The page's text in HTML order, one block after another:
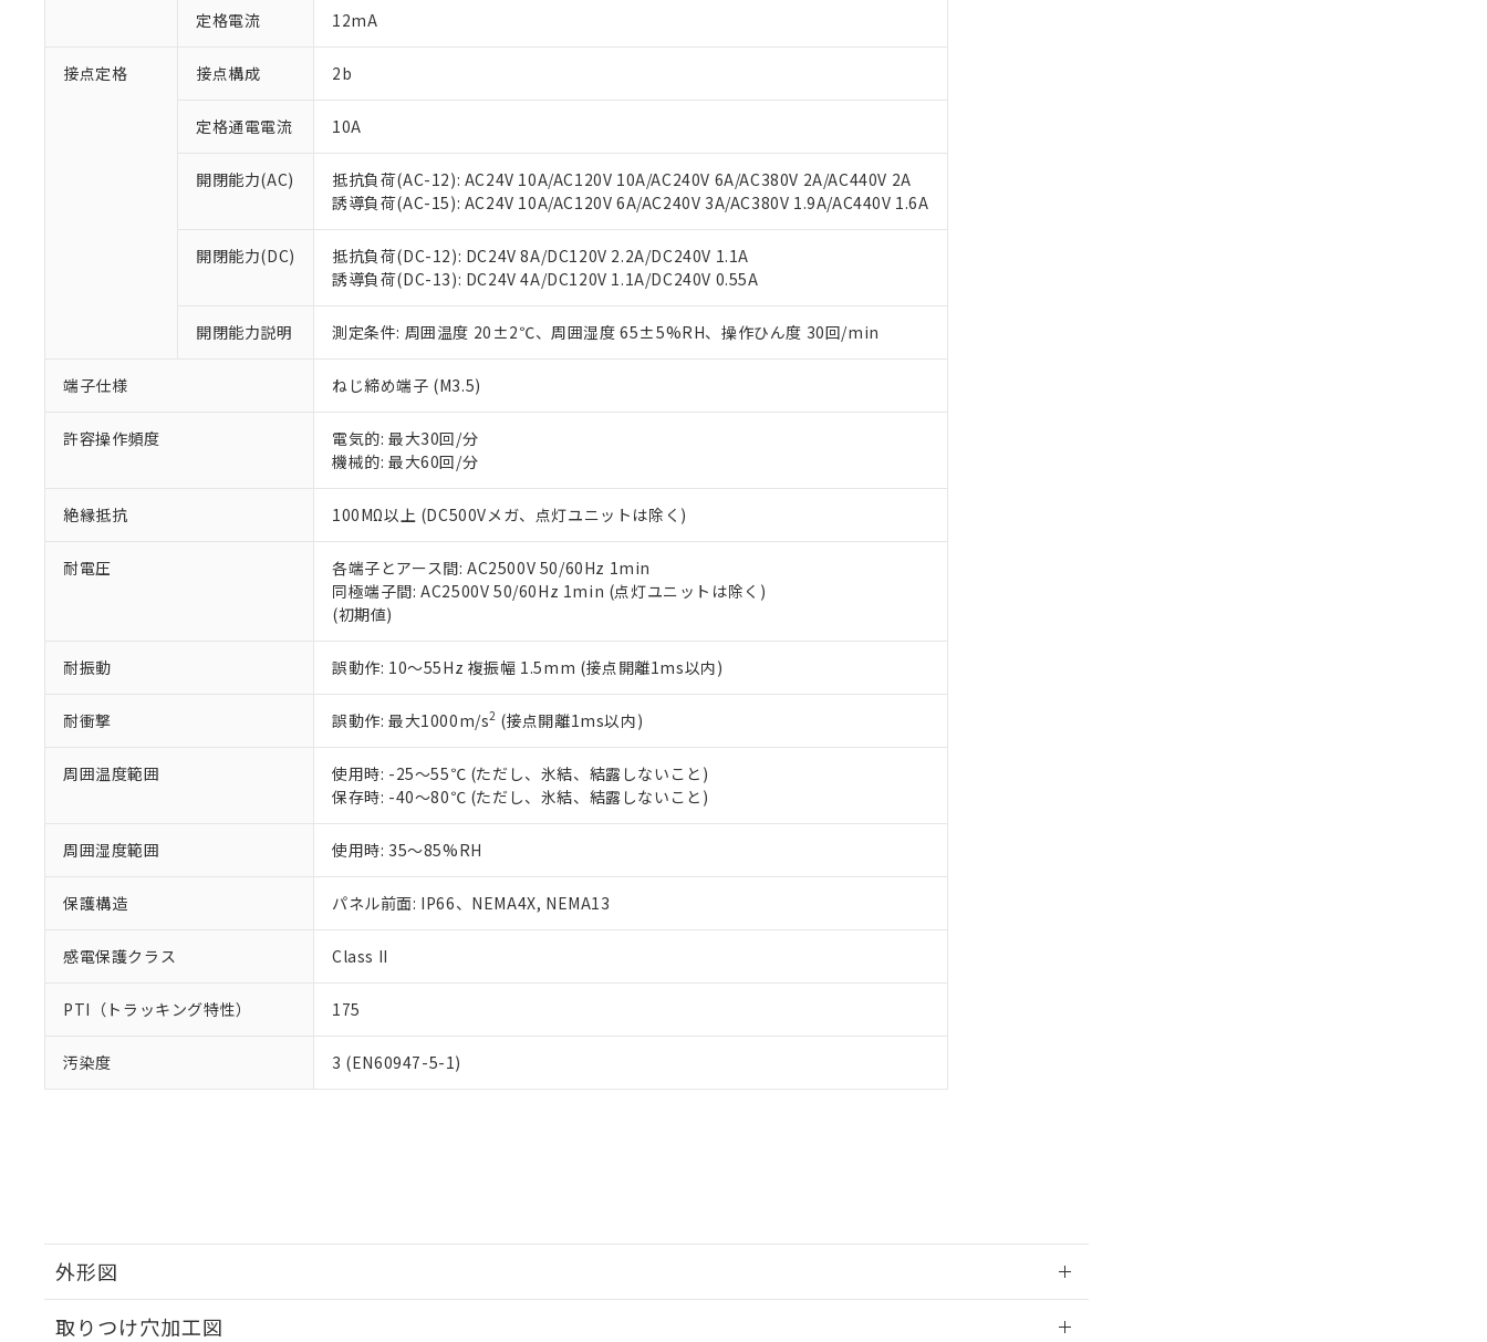
定格電流 12mA
接点定格 接点構成 2b
定格通電電流 10A
開閉能力(AC)
抵抗負荷(AC-12): AC24V 10A/AC120V 10A/AC240V 6A/AC380V 2A/AC440V 2A
誘導負荷(AC-15): AC24V 10A/AC120V 6A/AC240V 3A/AC380V 1.9A/AC440V 1.6A
開閉能力(DC)
抵抗負荷(DC-12): DC24V 8A/DC120V 2.2A/DC240V 1.1A
誘導負荷(DC-13): DC24V 4A/DC120V 1.1A/DC240V 0.55A
開閉能力説明 測定条件: 周囲温度 20±2℃、周囲湿度 65±5%RH、操作ひん度 30回/min
端子仕様 ねじ締め端子 (M3.5)
許容操作頻度
電気的: 最大30回/分
機械的: 最大60回/分
絶縁抵抗 100MΩ以上 (DC500Vメガ、点灯ユニットは除く)
耐電圧
各端子とアース間: AC2500V 50/60Hz 1min
同極端子間: AC2500V 50/60Hz 1min (点灯ユニットは除く)
(初期値)
耐振動 誤動作: 10～55Hz 複振幅 1.5mm (接点開離1ms以内)
耐衝撃 誤動作: 最大1000m/s2 (接点開離1ms以内)
周囲温度範囲
使用時: -25～55℃ (ただし、氷結、結露しないこと)
保存時: -40～80℃ (ただし、氷結、結露しないこと)
周囲湿度範囲 使用時: 35～85%RH
保護構造 パネル前面: IP66、NEMA4X, NEMA13
感電保護クラス Class II
PTI（トラッキング特性） 175
汚染度 3 (EN60947-5-1)
外形図
取りつけ穴加工図
い。
正式な納期状況および標準価格はお客様のお取引先、またはお客様担当のオムロン制御機器販売店・
当社販売員にご相談ください。
オムロン制御機器販売店や当社販売拠点は「販売ネットワーク
」をご確認ください。
在庫状況および標準価格結果を当社の事前の承諾なく第三者に漏洩または開示しないようお願いしま
す。
マイパーツ機能（部品リスト作成サービス）をご利用いただくには、I-Webメンバーズにご登録され
お客様が当ウェブサイト上で当社にご登録された部品リストについて、当社および当社の共同利用者
が、当社の製品・サービスに関するお客様との取引・商談に必要な範囲で利用することをご了承くだ
さい。
※当社の共同利用者とは、"個人情報の共同利用に関して"
の「1.共同利用者の範囲」に記載されて
いる法人を指します。
但し、RoHS指令で産業用監視および制御機器に対する適用除外項目は除く。
※2 対応予定月
部品在庫の切り替え状況などにより、予定月が前後することがあります。
※3 非含有証明書ダウンロード
下記の非含有証明書をダウンロードすることができます。
EU RoHS指令（10物質）の非含有証明書
51物質の非含有証明書（当社基準）
※本証明書は発行日時点で非含有を証明するもので、過去に遡って非含有を証明するものではありません。
また、RoHS指令のフタル酸エステル類４物質の対応では、対応完了までの期間は出荷製品に未対応品が
混在することから備考欄に対応日を記載しておりました。
り割愛しております。
「○」：最大均質材料含有率が中国RoHSの基準値以下であることを示します。
「×」：最大均質材料含有率が中国RoHSの基準値を超えていることを示します。
*中国RoHS10物質の基準値 (GB/T26572)：
Pb(鉛) :1000ppm、 Hg(水銀) : 1000ppm、 Cd(カドミウム) : 100ppm、
Cr(Ⅵ)(六価クロム) : 1000ppm、 PBBs(ポリ臭化ビフェニル類) : 1000ppm、 PBDEs(ポリ臭化ジフェニルエーテル類) : 1000ppm、
DBP(フタル酸ジブチル) : 1000ppm、 DIBP(フタル酸ジイソブチル) : 1000ppm、 BBP(フタル酸ブチルベンジル) : 1000ppm、
DEHP(フタル酸ビス(2-エチルヘキシル)) : 1000ppm
※2 環境保護使用期限
「ｅ」：有害物質（10物質）のすべてが基準値以下であることを示します。
「10」：通常の使用状況下において有害物質が外部に漏えいし、環境に深刻な影響を及ぼさない年数を意
味します。
当社は、これら貴社製品のうち、外国為替および外国貿易法に定める商品（以下｢規制貨物等」とい
当社は貴社製品を、核兵器、ミサイル、化学兵器、生物兵器またはその他武器並びにこれらの製造装
置等に一切使用いたしません。
当社は、貴社製品を第三者に販売する場合は、上記1、2および3の内容を当該第三者に通知します。
また当社は、販売先および販売に係わる関係者が違法に輸出するおそれがある場合は、取り引きをい
たしません。
号
○ 一定数以上の在庫あり
△ 一定数には満たないが在庫あり
－
在庫なし(最新の在庫状況については、お客様のお取引先、またはお客様担当のオムロン制御
機器販売店・当社販売員にご確認ください)
空
白
受注生産機種、また在庫状況の情報を公開していない機種